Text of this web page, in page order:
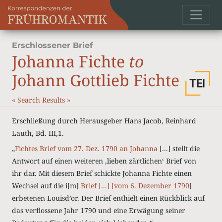
Erschlossener Brief
Johanna Fichte to
Johann Gottlieb Fichte
« Search Results »
Erschließung durch Herausgeber Hans Jacob, Reinhard
Lauth, Bd. III,1.
„Fichtes Brief vom 27. Dez. 1790 an Johanna [...] stellt die
Antwort auf einen weiteren ‚lieben zärtlichen‘ Brief von
ihr dar. Mit diesem Brief schickte Johanna Fichte einen
Wechsel auf die i[m] Brief [...] [vom 6. Dezember 1790]
erbetenen Louisd’or. Der Brief enthielt einen Rückblick auf
das verflossene Jahr 1790 und eine Erwägung seiner